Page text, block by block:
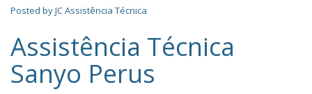
Posted byJC Assistência Técnica
Assistência Técnica
Sanyo Perus